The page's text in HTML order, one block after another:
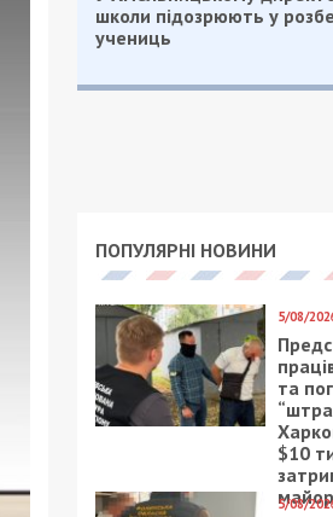
школи підозрюють у
учениць
ПОПУЛЯРНІ НОВИНИ
5/08/
та
$10
5/08/